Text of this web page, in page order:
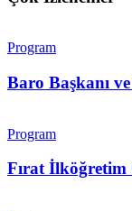
Program
Baro Başkanı
Program
Fırat